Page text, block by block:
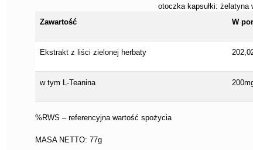
otoczka kapsułki: żelatyna
Zawartość
W
Ekstrakt z liści zielonej herbaty
w tym L-Teanina
%RWS – referencyjna wartość spożycia
MASA NETTO: 77g